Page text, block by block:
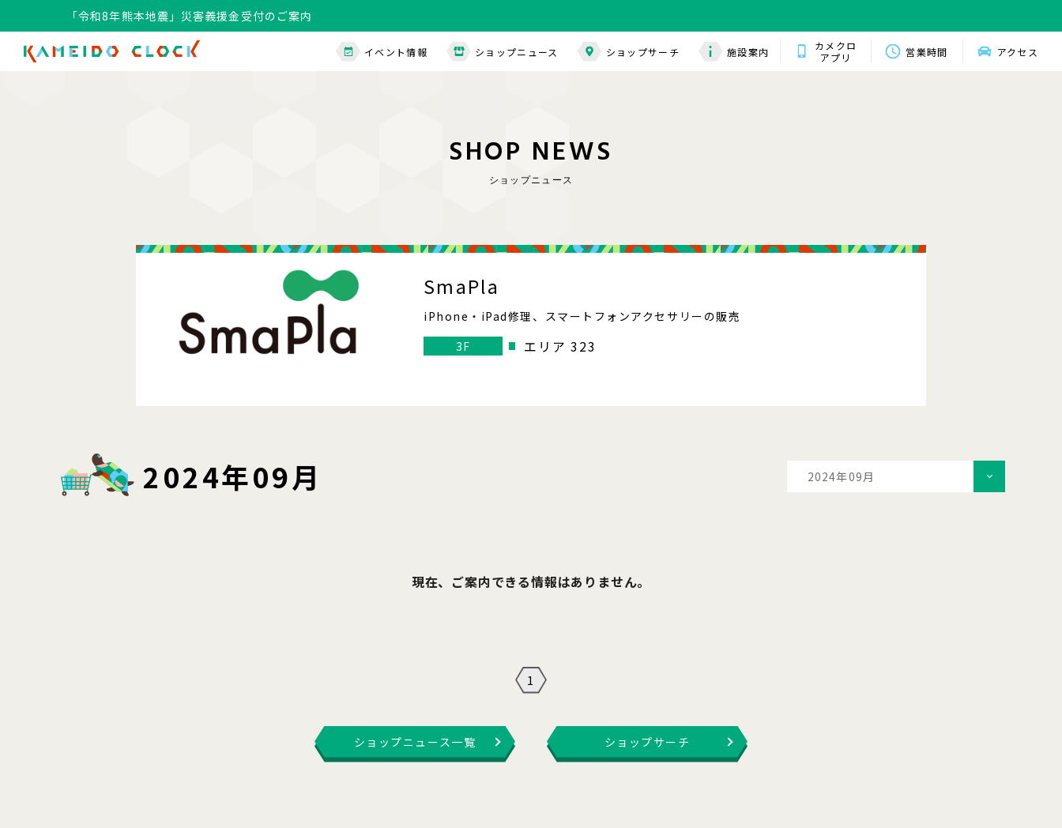
「令和8年熊本地震」災害義援金受付のご案内
イベント情報 ショップニュース ショップサーチ 施設案内
カメクロ
アプリ
営業時間 アクセス
SHOP NEWS
ショップニュース
SmaPla
iPhone・iPad修理、スマートフォンアクセサリーの販売
3F
エリア 323
2024年09月
2024年09月
現在、ご案内できる情報はありません。
1
ショップニュース一覧 ショップサーチ